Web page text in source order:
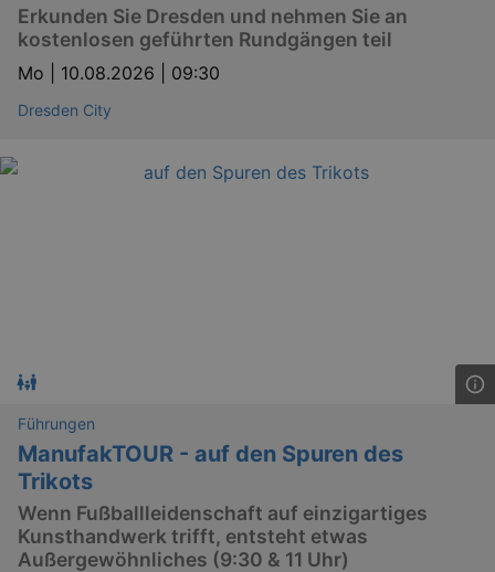
Erkunden Sie Dresden und nehmen Sie an
kostenlosen geführten Rundgängen teil
Mo | 10.08.2026 | 09:30
Dresden City
Führungen
ManufakTOUR - auf den Spuren des
Trikots
Wenn Fußballleidenschaft auf einzigartiges
Kunsthandwerk trifft, entsteht etwas
Außergewöhnliches (9:30 & 11 Uhr)